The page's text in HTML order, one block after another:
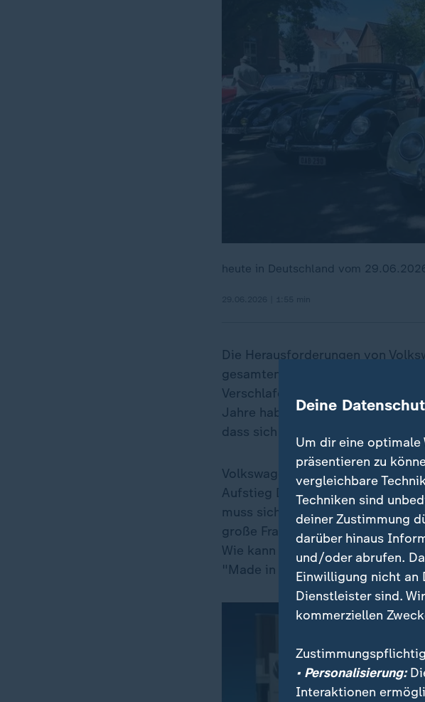
heute in Deutschland vom
Die Herausforderungen von
gesamten deutschen Industrie:
Verschlafen neuer Technologien
Jahre haben die Manager und
dass sich die Zeiten ändern
Volkswagen, also der Konzern,
Aufstieg Deutschlands stand,
muss sich mit einer noch nie
große Frage, die deshalb heute
Wie kann man an alte Zeiten
"Made in Germany", wieder
Deine
Um dir eine optimale
präsentieren zu
vergleichbare
Techniken sind
deiner Zustimmung
darüber hinaus
und/oder abrufen.
Einwilligung nicht
Dienstleister sind.
kommerziellen
• Personalisierung:
Interaktionen